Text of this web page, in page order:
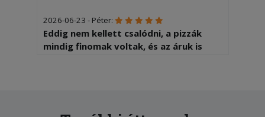
2026-06-23 - Péter:
Eddig nem kellett csalódni, a pizzák
mindig finomak voltak, és az áruk is